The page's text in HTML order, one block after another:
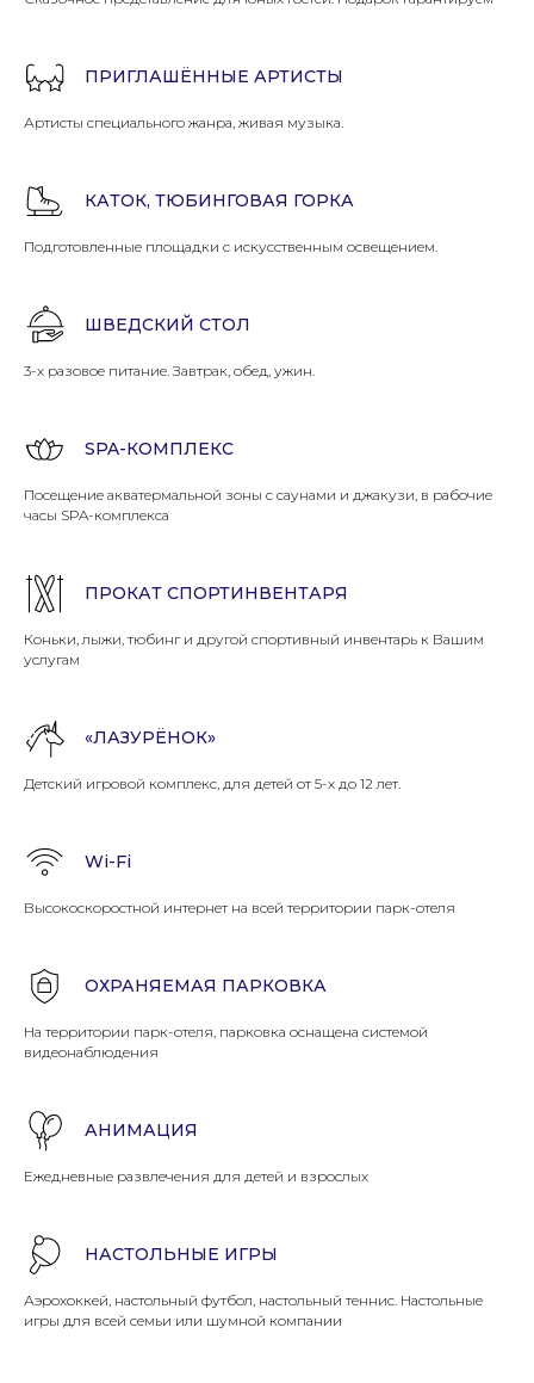
Ребёнок (от 3 до 6 лет) - 18 000 руб.
Ребёнок (от 3 до 6 лет) - 15 000 руб.
Ребёнок (от 3 до 6 лет) - 13 500 руб.
ПРИГЛАШЁННЫЕ АРТИСТЫ
Артисты специального жанра, живая музыка.
КАТОК, ТЮБИНГОВАЯ ГОРКА
Подготовленные площадки с искусственным освещением.
ШВЕДСКИЙ СТОЛ
3-х разовое питание. Завтрак, обед, ужин.
SPA-КОМПЛЕКС
Посещение акватермальной зоны с саунами и джакузи, в рабочие
часы SPA-комплекса
ПРОКАТ СПОРТИНВЕНТАРЯ
Коньки, лыжи, тюбинг и другой спортивный инвентарь к Вашим
услугам
«ЛАЗУРЁНОК»
Детский игровой комплекс, для детей от 5-х до 12 лет.
Wi-Fi
Высокоскоростной интернет на всей территории парк-отеля
ОХРАНЯЕМАЯ ПАРКОВКА
На территории парк-отеля, парковка оснащена системой
видеонаблюдения
АНИМАЦИЯ
Ежедневные развлечения для детей и взрослых
НАСТОЛЬНЫЕ ИГРЫ
Аэрохоккей, настольный футбол, настольный теннис. Настольные
игры для всей семьи или шумной компании